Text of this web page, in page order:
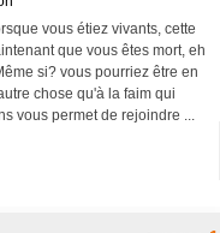
vous étiez vivants, cette
que vous êtes mort, eh
si? vous pourriez être en
chose qu'à la faim qui
vous permet de rejoindre ...